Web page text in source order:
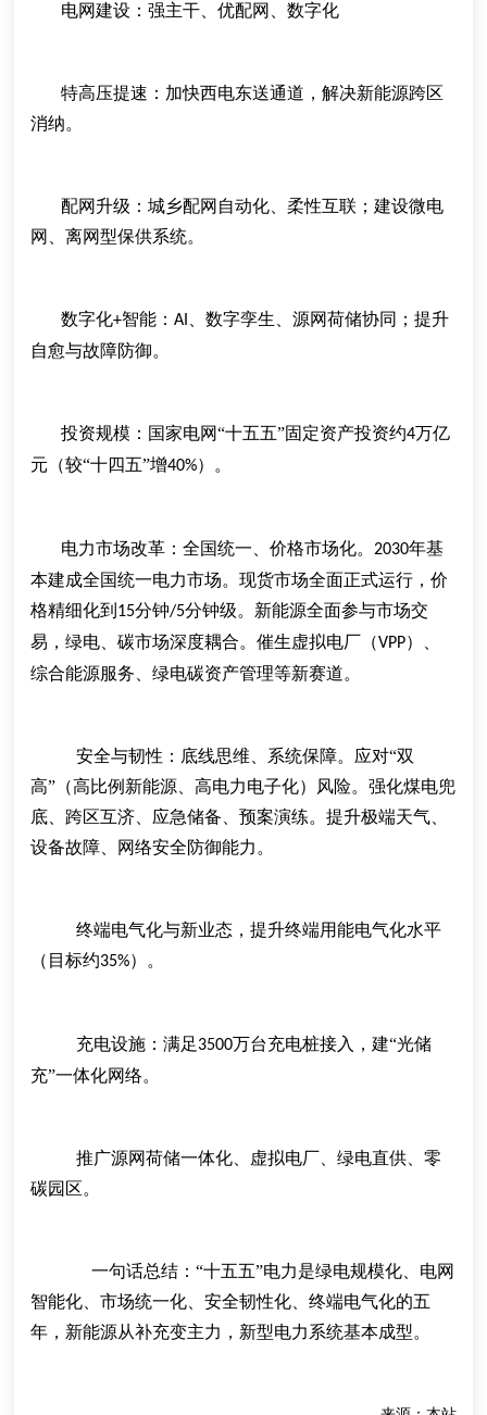
电网建设：强主干、优配网、数字化
特高压提速：加快西电东送通道，解决新能源跨区
消纳。
配网升级：城乡配网自动化、柔性互联；建设微电
网、离网型保供系统。
数字化+智能：AI
、数字孪生、源网荷储协同；提升
自愈与故障防御。
投资规模：国家电网“十五五”固定资产投资约4万亿
元（较“十四五”增40%）。
电力市场改革：全国统一、价格市场化。 2030年基
本建成全国统一电力市场。现货市场全面正式运行，价
格精细化到 15分钟/5分钟级。新能源全面参与市场交
易，绿电、碳市场深度耦合。催生虚拟电厂（VPP）、
综合能源服务、绿电碳资产管理等新赛道。
安全与韧性：底线思维、系统保障。 应对“双
高”（高比例新能源、高电力电子化）风险。强化煤电兜
底、跨区互济、应急储备、预案演练。提升极端天气、
设备故障、网络安全防御能力。
终端电气化与新业态 ，提升终端用能电气化水平
（目标约35%）。
充电设施：满足3500万台充电桩接入，建“光储
充”一体化网络。
推广源网荷储一体化、虚拟电厂、绿电直供、零
碳园区。
一句话总结 ：“十五五”电力是绿电规模化、电网
智能化、市场统一化、安全韧性化、终端电气化的五
年，新能源从补充变主力，新型电力系统基本成型。